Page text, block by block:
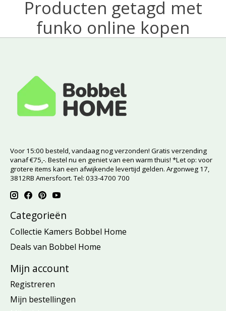
Producten getagd met
funko online kopen
Voor 15:00 besteld, vandaag nog verzonden! Gratis verzending
vanaf €75,-. Bestel nu en geniet van een warm thuis! *Let op: voor
grotere items kan een afwijkende levertijd gelden. Argonweg 17,
3812RB Amersfoort. Tel: 033-4700 700
Categorieën
Collectie Kamers Bobbel Home
Deals van Bobbel Home
Mijn account
Registreren
Mijn bestellingen